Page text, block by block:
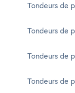
Tondeurs de
Tondeurs de
Tondeurs de
Tondeurs de